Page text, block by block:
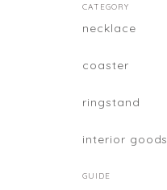
CATEGORY
necklace
coaster
ringstand
interior goods
GUIDE